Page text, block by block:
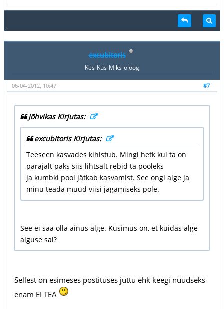
excubitoris
Kes-Kus-Miks-oloog
#7
06-04-2012, 10:47
Jõhvikas Kirjutas:
excubitoris Kirjutas:
Teeseen kasvades kihistub. Mingi hetk kui ta on
parajalt paks siis lihtsalt rebid ta pooleks
ja kumbki pool jätkab kasvamist. See ongi alge ja
minu teada muud viisi jagamiseks pole.
See ei saa olla ainus alge. Küsimus on, et kuidas alge
alguse sai?
Sellest on esimeses postituses juttu ehk keegi nüüdseks
enam EI TEA